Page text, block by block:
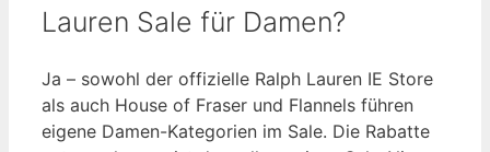
Lauren Sale für Damen?
Ja – sowohl der offizielle Ralph Lauren IE Store
als auch House of Fraser und Flannels führen
eigene Damen-Kategorien im Sale. Die Rabatte